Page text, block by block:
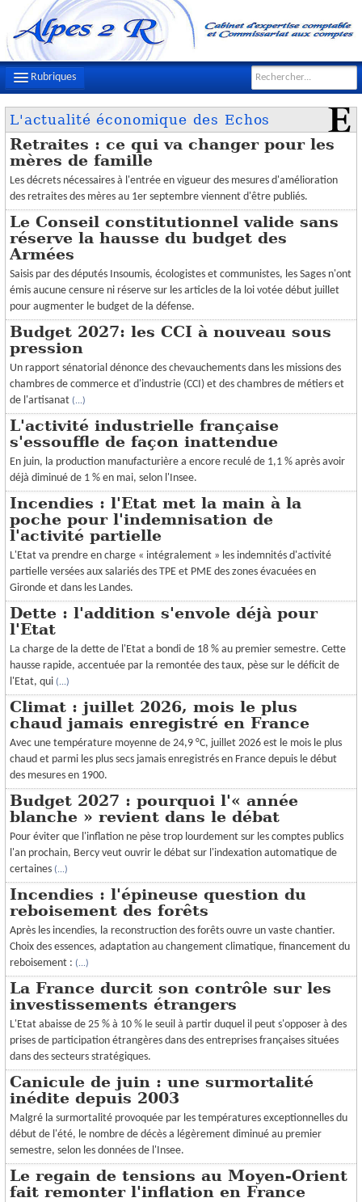
Rubriques
LE CABINET
NOTRE ÉQUIPE
NOS MISSIONS
CONTACT
PLAN D'ACCÈS
FILS D'ACTUALITÉS
INFOS DE GESTION
OUTILS PRATIQUES
L'actualité économique des Echos
Retraites : ce qui va changer pour les
mères de famille
Les décrets nécessaires à l'entrée en vigueur des mesures d'amélioration
des retraites des mères au 1er septembre viennent d'être publiés.
Le Conseil constitutionnel valide sans
réserve la hausse du budget des
Armées
Saisis par des députés Insoumis, écologistes et communistes, les Sages n'ont
émis aucune censure ni réserve sur les articles de la loi votée début juillet
pour augmenter le budget de la défense.
Budget 2027: les CCI à nouveau sous
pression
Un rapport sénatorial dénonce des chevauchements dans les missions des
chambres de commerce et d'industrie (CCI) et des chambres de métiers et
de l'artisanat (...)
L'activité industrielle française
s'essouffle de façon inattendue
En juin, la production manufacturière a encore reculé de 1,1 % après avoir
déjà diminué de 1 % en mai, selon l'Insee.
Incendies : l'Etat met la main à la
poche pour l'indemnisation de
l'activité partielle
L'Etat va prendre en charge « intégralement » les indemnités d'activité
partielle versées aux salariés des TPE et PME des zones évacuées en
Gironde et dans les Landes.
Dette : l'addition s'envole déjà pour
l'Etat
La charge de la dette de l'Etat a bondi de 18 % au premier semestre. Cette
hausse rapide, accentuée par la remontée des taux, pèse sur le déficit de
l'Etat, qui (...)
Climat : juillet 2026, mois le plus
chaud jamais enregistré en France
Avec une température moyenne de 24,9 °C, juillet 2026 est le mois le plus
chaud et parmi les plus secs jamais enregistrés en France depuis le début
des mesures en 1900.
Budget 2027 : pourquoi l'« année
blanche » revient dans le débat
Pour éviter que l'inflation ne pèse trop lourdement sur les comptes publics
l'an prochain, Bercy veut ouvrir le débat sur l'indexation automatique de
certaines (...)
Incendies : l'épineuse question du
reboisement des forêts
Après les incendies, la reconstruction des forêts ouvre un vaste chantier.
Choix des essences, adaptation au changement climatique, financement du
reboisement : (...)
La France durcit son contrôle sur les
investissements étrangers
L'Etat abaisse de 25 % à 10 % le seuil à partir duquel il peut s'opposer à des
prises de participation étrangères dans des entreprises françaises situées
dans des secteurs stratégiques.
Canicule de juin : une surmortalité
inédite depuis 2003
Malgré la surmortalité provoquée par les températures exceptionnelles du
début de l'été, le nombre de décès a légèrement diminué au premier
semestre, selon les données de l'Insee.
Le regain de tensions au Moyen-Orient
fait remonter l'inflation en France